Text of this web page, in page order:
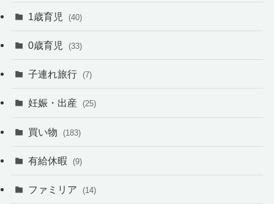
1歳育児 (40)
0歳育児 (33)
子連れ旅行 (7)
妊娠・出産 (25)
買い物 (183)
有給休暇 (9)
ファミリア (14)